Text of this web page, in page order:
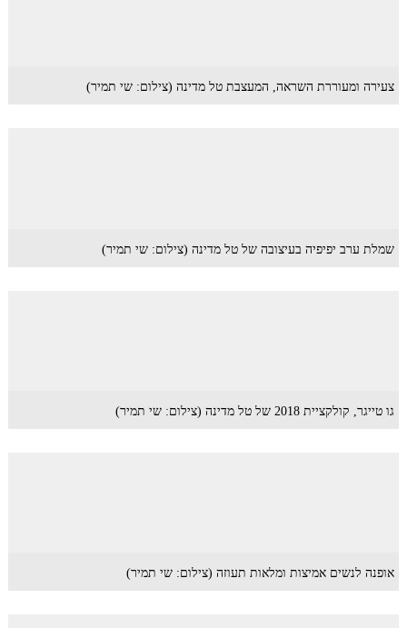
צעירה ומעוררת השראה, המעצבת טל מדינה (צילום: שי תמיר)
שמלת ערב יפיפיה בעיצובה של טל מדינה (צילום: שי תמיר)
גו טייגר, קולקציית 2018 של טל מדינה (צילום: שי תמיר)
אופנה לנשים אמיצות ומלאות תעוזה (צילום: שי תמיר)